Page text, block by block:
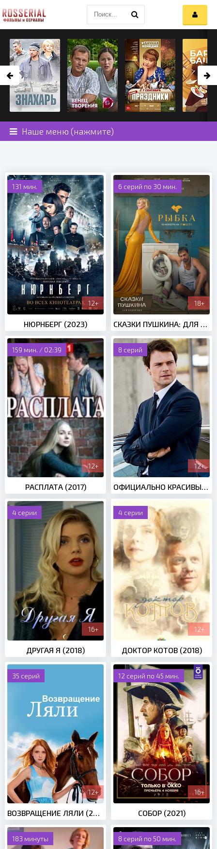
Наше меню (нажмите)
131 мин.
12+
НЮРНБЕРГ (2023)
6 серий по 30 мин.
18+
159 мин. / 02:39
12+
РАСПЛАТА (2017)
8 серий
12+
ОФИЦИАЛЬНО КРАСИВЫЕ (2021)
4 серии
16+
ДРУГАЯ Я (2018)
4 серии
12+
ДОКТОР КОТОВ (2018)
35 серий
12+
ВОЗВРАЩЕНИЕ ЛЯЛИ (2014)
12 серий по 45 мин.
16+
СОБОР (2021)
183 минуты 8 серий по 50 мин.